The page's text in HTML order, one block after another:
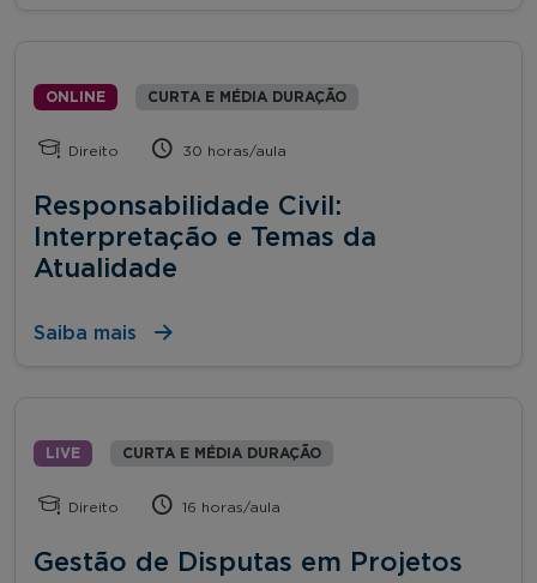
ONLINE CURTA E MÉDIA DURAÇÃO
Direito 30 horas/aula
Responsabilidade Civil:
Interpretação e Temas da
Atualidade
Saiba mais
LIVE CURTA E MÉDIA DURAÇÃO
Direito 16 horas/aula
Gestão de Disputas em Projetos